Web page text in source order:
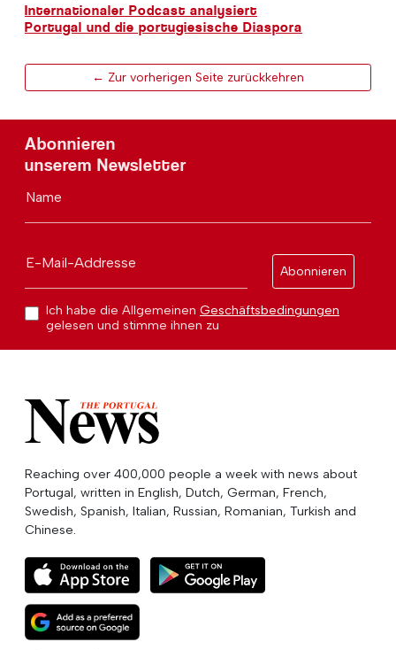
Internationaler Podcast analysiert
Portugal und die portugiesische Diaspora
← Zur vorherigen Seite zurückkehren
Abonnieren
unserem Newsletter
Name
E-Mail-Addresse
Abonnieren
Ich habe die Allgemeinen Geschäftsbedingungen
gelesen und stimme ihnen zu
Reaching over 400,000 people a week with news about
Portugal, written in English, Dutch, German, French,
Swedish, Spanish, Italian, Russian, Romanian, Turkish and
Chinese.